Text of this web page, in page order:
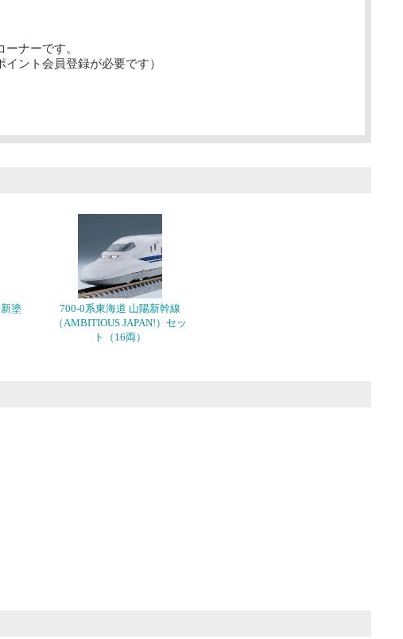
ナーです。
ント会員登録が必要です）
塗
700-0系東海道 山陽新幹線
（AMBITIOUS JAPAN!）セッ
ト（16両）